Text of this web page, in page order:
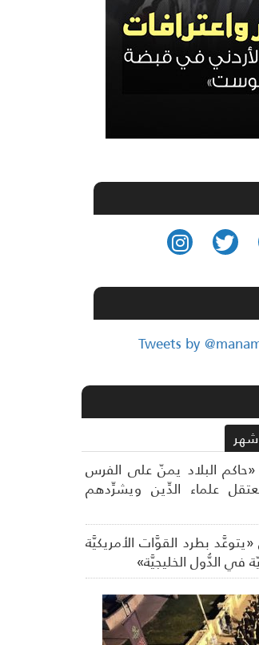
Tweets by
شهر
«حاكم البلاد يمنّ على الفرس
علماء الدِّين ويشرِّدهم
«يتوعَّد بطرد القوَّات الأمريكيَّة
في الدُّول الخليجيَّة»